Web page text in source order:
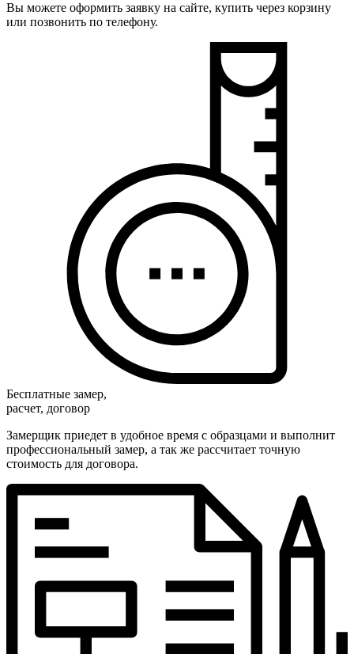
Вы можете оформить заявку на сайте, купить через корзину
или позвонить по телефону.
Бесплатные замер,
расчет, договор
Замерщик приедет в удобное время с образцами и выполнит
профессиональный замер, а так же рассчитает точную
стоимость для договора.